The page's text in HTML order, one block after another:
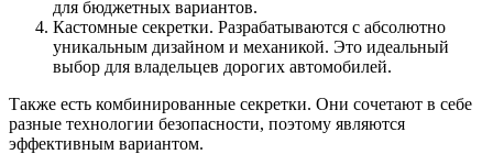
для бюджетных вариантов.
Кастомные секретки. Разрабатываются с абсолютно
уникальным дизайном и механикой. Это идеальный
выбор для владельцев дорогих автомобилей.
Также есть комбинированные секретки. Они сочетают в себе
разные технологии безопасности, поэтому являются
эффективным вариантом.